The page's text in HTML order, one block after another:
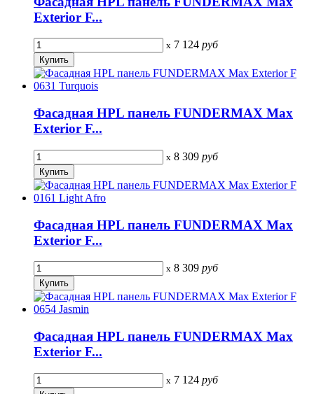
Exterior F...
x 7 124 руб
Фасадная HPL панель FUNDERMAX Max
Exterior F...
x 8 309 руб
Фасадная HPL панель FUNDERMAX Max
Exterior F...
x 8 309 руб
Фасадная HPL панель FUNDERMAX Max
Exterior F...
x 7 124 руб